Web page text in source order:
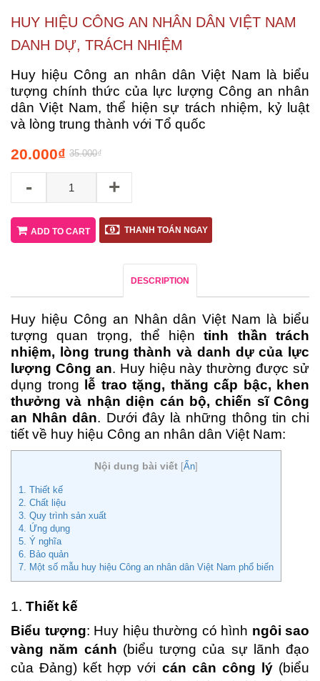
HUY HIỆU CÔNG AN NHÂN DÂN VIỆT NAM
DANH DỰ, TRÁCH NHIỆM
Huy hiệu Công an nhân dân Việt Nam là biểu
tượng chính thức của lực lượng Công an nhân
dân Việt Nam, thể hiện sự trách nhiệm, kỷ luật
và lòng trung thành với Tổ quốc
₫
35.000
₫
20.000
- +
ADD TO CART THANH TOÁN NGAY
DESCRIPTION
Huy hiệu Công an Nhân dân Việt Nam là biểu
tượng quan trọng, thể hiệntinh thần trách
nhiệm, lòng trung thành và danh dự của lực
lượng Công an. Huy hiệu này thường được sử
dụng trong lễ trao tặng, thăng cấp bậc, khen
thưởng và nhận diện cán bộ, chiến sĩ Công
an Nhân dân. Dưới đây là những thông tin chi
tiết về huy hiệu Công an nhân dân Việt Nam:
Nội dung bài viết [Ẩn]
1. Thiết kế
2. Chất liệu
3. Quy trình sản xuất
4. Ứng dụng
5. Ý nghĩa
6. Bảo quản
7. Một số mẫu huy hiệu Công an nhân dân Việt Nam phổ biến
1. Thiết kế
Biểu tượng: Huy hiệu thường có hình ngôi sao
vàng năm cánh (biểu tượng của sự lãnh đạo
của Đảng) kết hợp với cán cân công lý(biểu